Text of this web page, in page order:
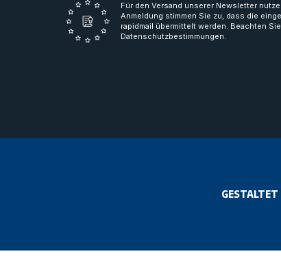
Für den Versand unserer Newsletter
Anmeldung stimmen Sie zu, dass die
rapidmail übermittelt werden. Beachten
Datenschutzbestimmungen.